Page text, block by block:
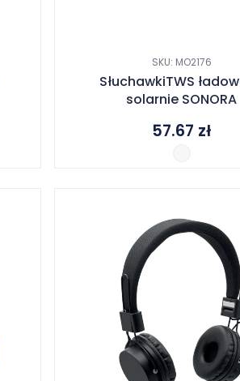
SKU: MO2176
SłuchawkiTWS
solarnie SONORA
57.67 zł